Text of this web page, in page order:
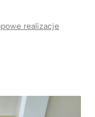
realizacje